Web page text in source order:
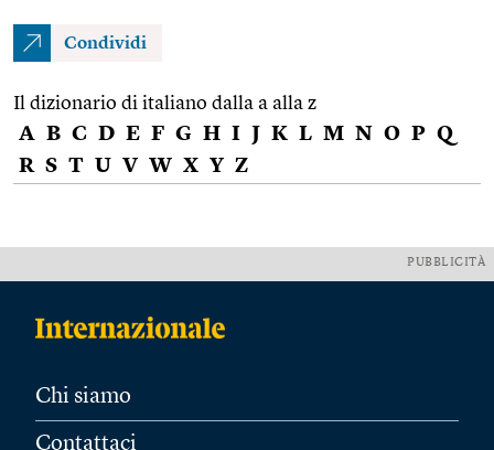
Condividi
Il dizionario di italiano dalla a alla z
A B C D E F G H I J K L M N O P Q
R S T U V W X Y Z
PUBBLICITÀ
Chi siamo
Contattaci